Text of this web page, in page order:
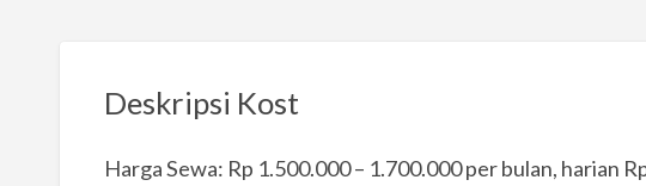
Deskripsi Kost
Harga Sewa: Rp 1.500.000 – 1.700.000 per bulan, harian